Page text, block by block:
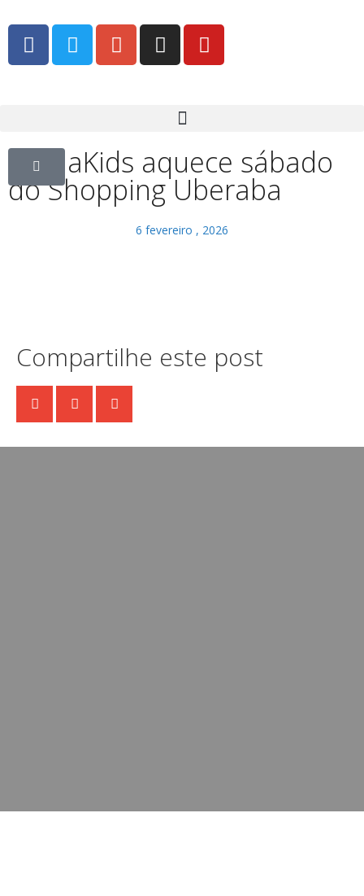
CarnaKids aquece sábado
do Shopping Uberaba
6 fevereiro , 2026
Compartilhe este post